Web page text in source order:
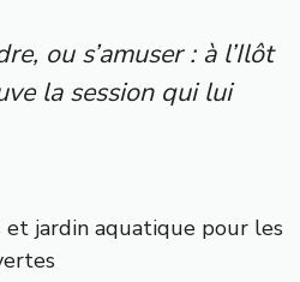
ou s’amuser : à l’Ilôt
la session qui lui
et jardin aquatique pour les